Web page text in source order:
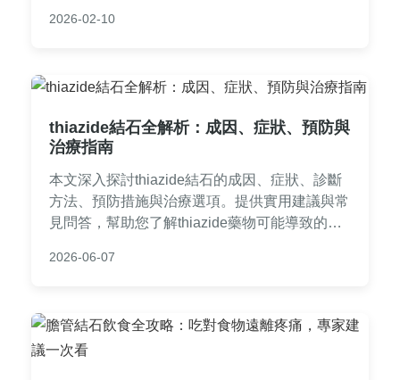
腔保健更輕鬆。
2026-02-10
thiazide結石全解析：成因、症狀、預防與
治療指南
本文深入探討thiazide結石的成因、症狀、診斷
方法、預防措施與治療選項。提供實用建議與常
見問答，幫助您了解thiazide藥物可能導致的腎
題。內容基於醫學知識，適合正在服用或考慮使
2026-06-07